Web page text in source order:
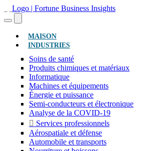
MAISON(ACTUEL)
INDUSTRIES
Soins de santé
Produits chimiques et matériaux
Informatique
Machines et équipements
Énergie et puissance
Semi-conducteurs et électronique
Analyse de la COVID-19
Services professionnels
Aérospatiale et défense
Automobile et transports